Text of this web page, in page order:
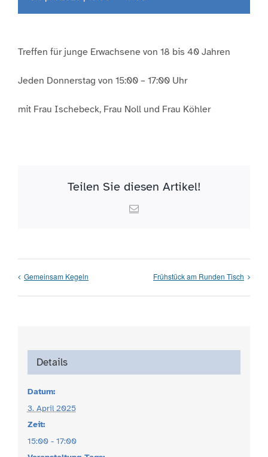
Treffen für junge Erwachsene von 18 bis 40 Jahren
Jeden Donnerstag von 15:00 – 17:00 Uhr
mit Frau Ischebeck, Frau Noll und Frau Köhler
Teilen Sie diesen Artikel!
Email
Gemeinsam Kegeln Frühstück am Runden Tisch
Details
Datum:
3. April 2025
Zeit:
15:00 - 17:00